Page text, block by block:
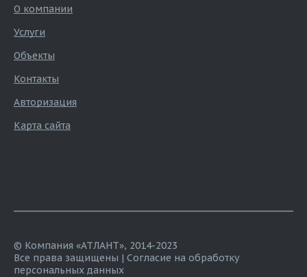
О компании
Услуги
Объекты
Контакты
Авторизация
Карта сайта
© Компания «АТЛАНТ», 2014-2023
Все права защищены | Согласие на обработку
персональных данных